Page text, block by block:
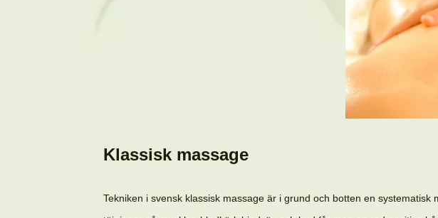
Klassisk massage
Tekniken i svensk klassisk massage är i grund och botten en